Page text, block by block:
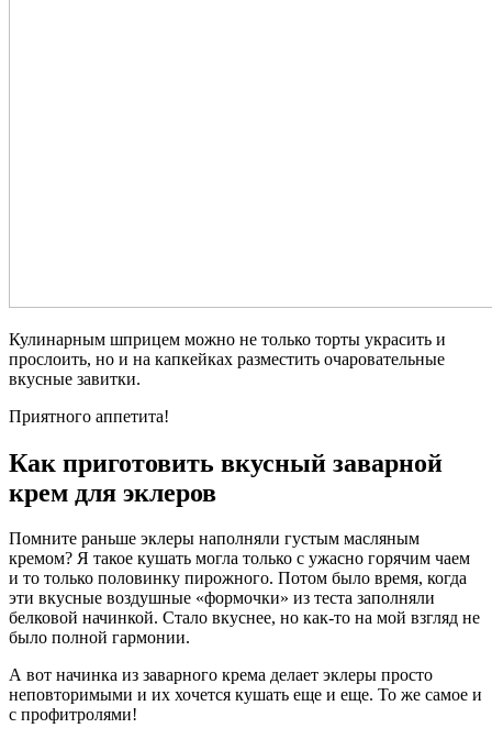
Кулинарным шприцем можно не только торты украсить и
прослоить, но и на капкейках разместить очаровательные
вкусные завитки.
Приятного аппетита!
Как приготовить вкусный заварной
крем для эклеров
Помните раньше эклеры наполняли густым масляным
кремом? Я такое кушать могла только с ужасно горячим чаем
и то только половинку пирожного. Потом было время, когда
эти вкусные воздушные «формочки» из теста заполняли
белковой начинкой. Стало вкуснее, но как-то на мой взгляд не
было полной гармонии.
А вот начинка из заварного крема делает эклеры просто
неповторимыми и их хочется кушать еще и еще. То же самое и
с профитролями!